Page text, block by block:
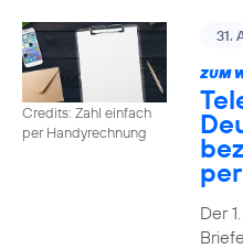
Credits: Zahl einfach
per Handyrechnung
31.
ZUM
Der